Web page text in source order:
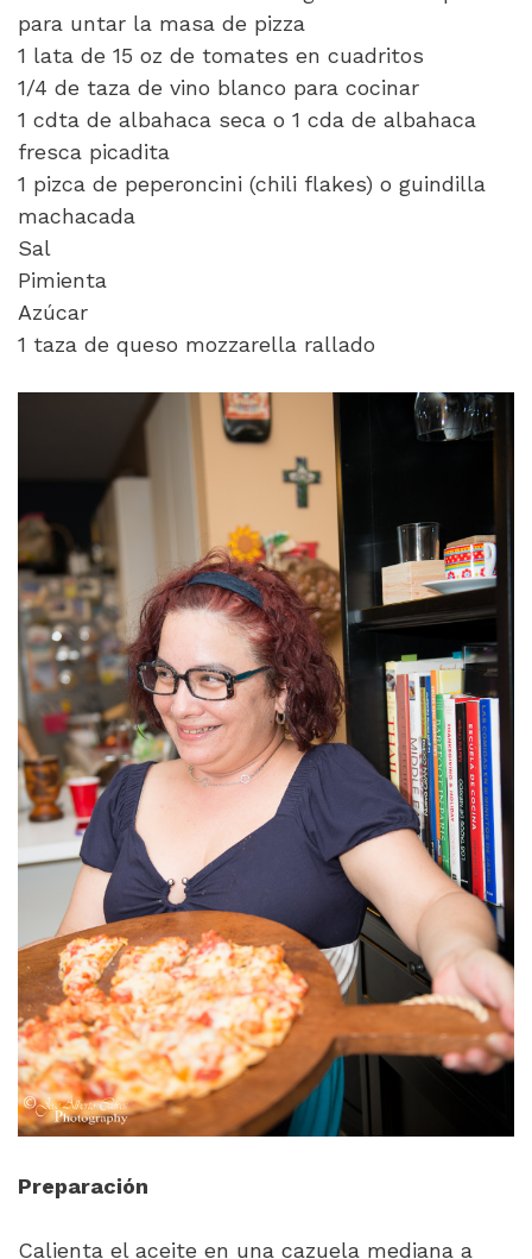
para untar la masa de pizza
1 lata de 15 oz de tomates en cuadritos
1/4 de taza de vino blanco para cocinar
1 cdta de albahaca seca o 1 cda de albahaca
fresca picadita
1 pizca de peperoncini (chili flakes) o guindilla
machacada
Sal
Pimienta
Azúcar
1 taza de queso mozzarella rallado
Preparación
Calienta el aceite en una cazuela mediana a